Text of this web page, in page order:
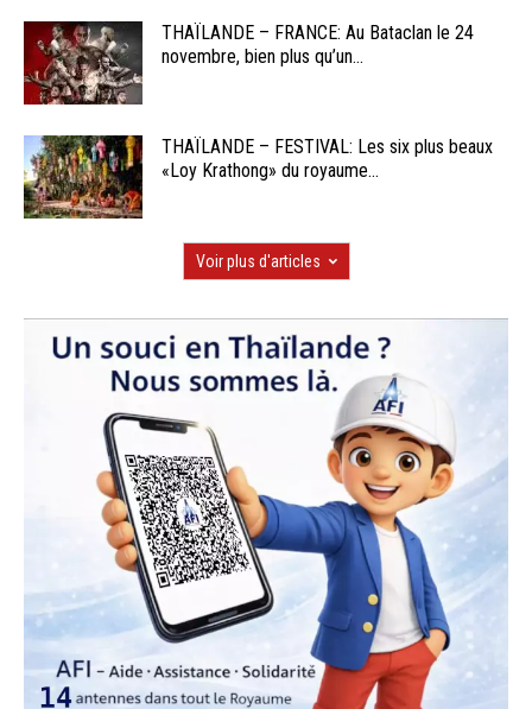
THAÏLANDE – FRANCE: Au Bataclan le 24
novembre, bien plus qu’un...
THAÏLANDE – FESTIVAL: Les six plus beaux
«Loy Krathong» du royaume...
Voir plus d'articles